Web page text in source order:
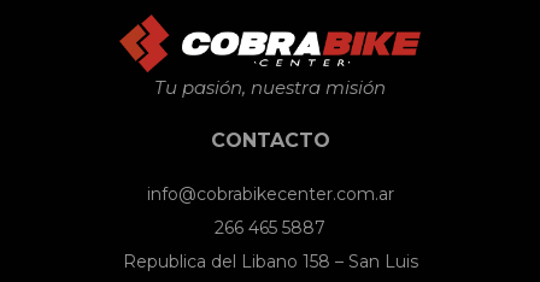
Tu pasión, nuestra misión
CONTACTO
info@cobrabikecenter.com.ar
266 465 5887
Republica del Libano 158 – San Luis